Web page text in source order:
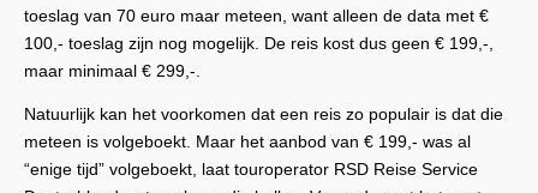
toeslag van 70 euro maar meteen, want alleen de data met €
100,- toeslag zijn nog mogelijk. De reis kost dus geen € 199,-,
maar minimaal € 299,-.
Natuurlijk kan het voorkomen dat een reis zo populair is dat die
meteen is volgeboekt. Maar het aanbod van € 199,- was al
“enige tijd” volgeboekt, laat touroperator RSD Reise Service